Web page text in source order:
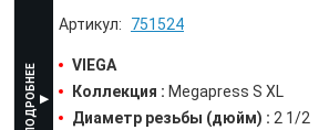
751524
VIEGA
Коллекция : Megapress S XL
Диаметр резьбы (дюйм) : 2 1/2